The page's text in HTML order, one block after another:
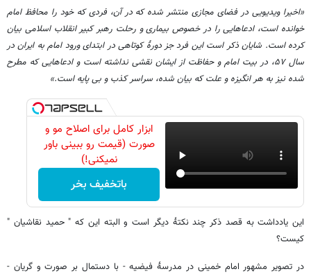
«اخیرا ویدیویی در فضای مجازی منتشر شده که در آن، فردی که خود را محافظ امام
خوانده است، ادعاهایی را در خصوص بیماری و رحلت رهبر کبیر انقلاب اسلامی بیان
کرده است. شایان ذکر است این فرد جز دورۀ کوتاهی در ابتدای ورود امام به ایران در
سال ۵۷، در بیت امام و حفاظت از ایشان نقشی نداشته است و ادعاهایی که مطرح
شده نیز به هر انگیزه و علت که بیان شده، سراسر کذب و بی پایه است.»
ابزار کامل برای اصلاح مو و
صورت (قیمت رو ببینی باور
نمیکنی!)
باتخفیف بخر
این یادداشت به قصد ذکر چند نکتۀ دیگر است و البته این که " حمید نقاشیان "
کیست؟
در تصویر مشهور امام خمینی در مدرسۀ فیضیه - با دستمال بر صورت و گریان -